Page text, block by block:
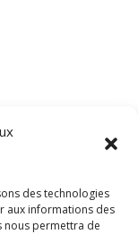
des technologies
aux informations des
nous permettra de